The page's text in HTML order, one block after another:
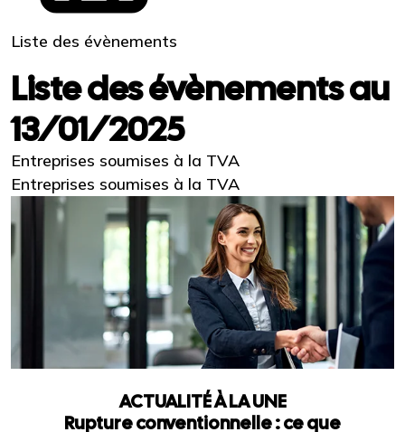
Liste des évènements
Liste des évènements au
13/01/2025
Entreprises soumises à la TVA
Entreprises soumises à la TVA
ACTUALITÉ À LA UNE
Rupture conventionnelle : ce que